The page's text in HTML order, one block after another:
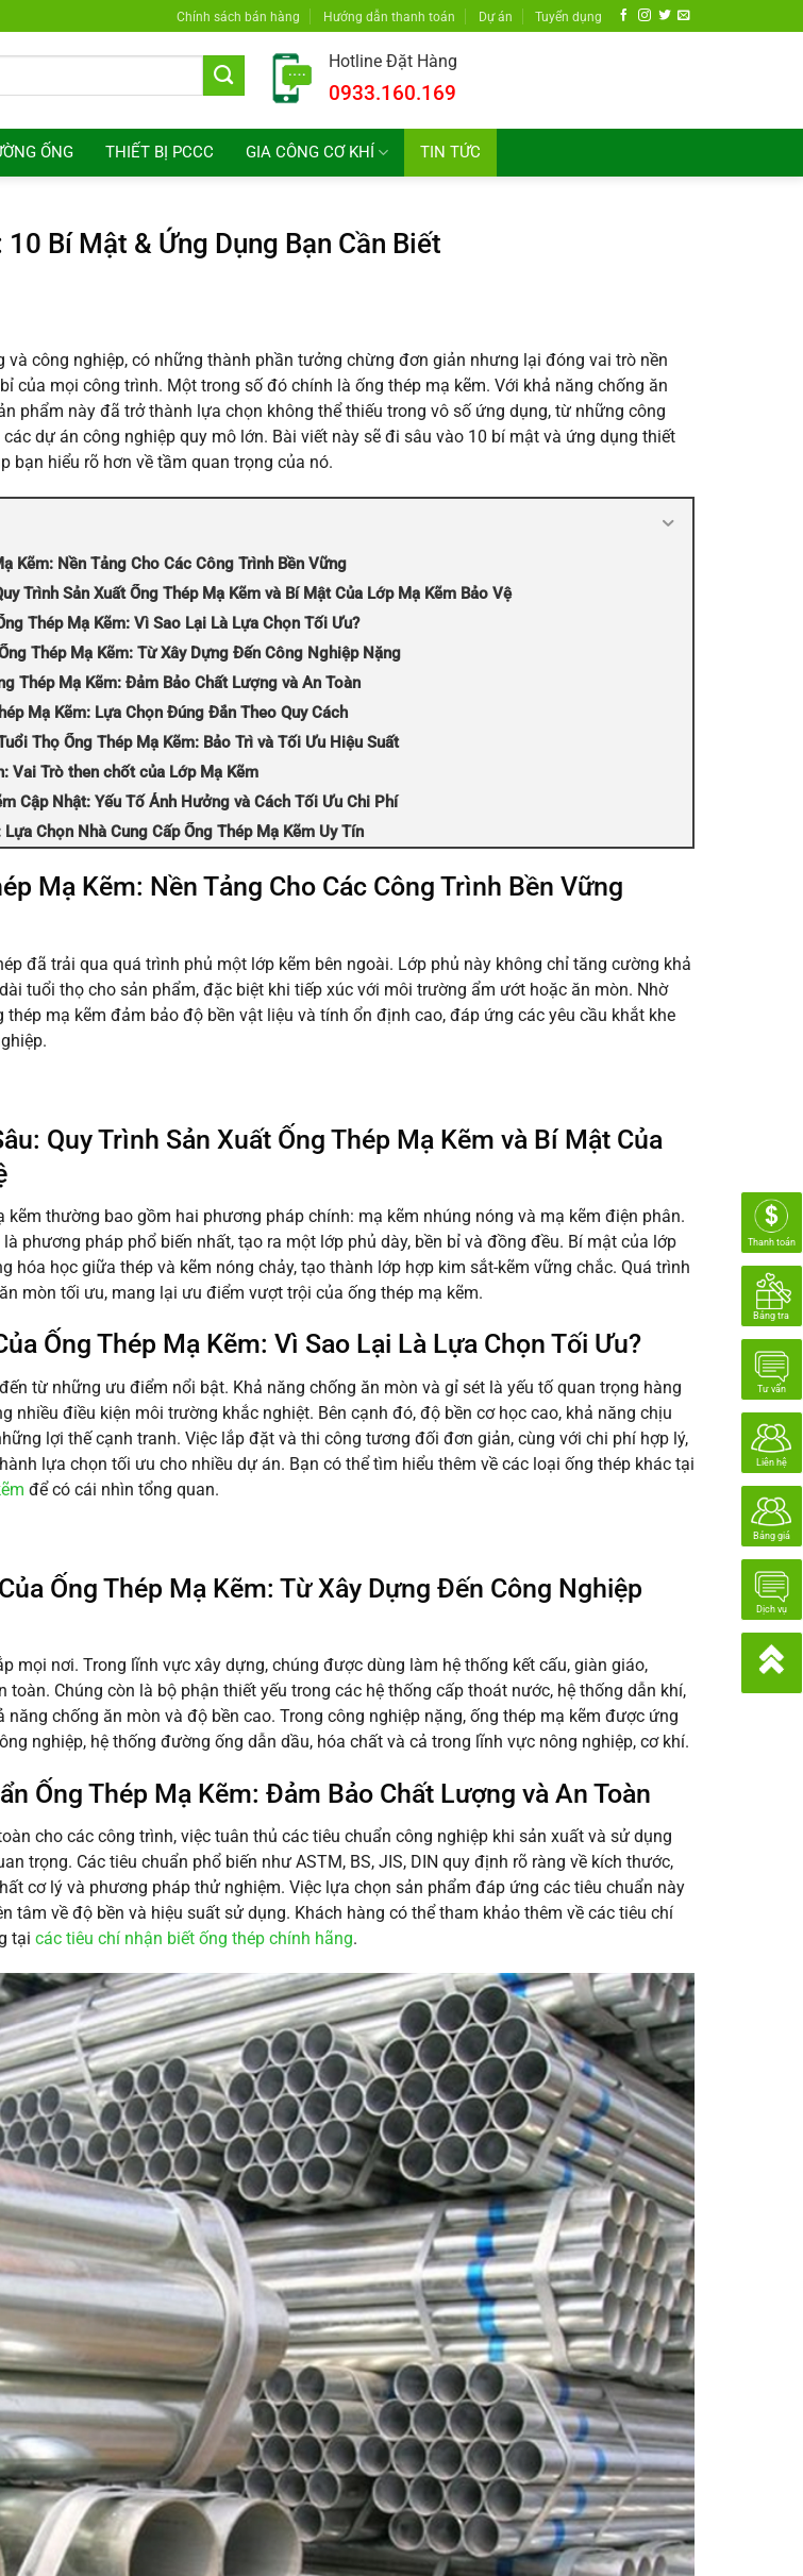
Chính sách bán hàng Hướng dẫn thanh toán Dự án Tuyển dụng
Hotline Đặt Hàng
0933.160.169
ỐNG THIẾT BỊ PCCC GIA CÔNG CƠ KHÍ TIN TỨC
Bí Mật & Ứng Dụng Bạn Cần Biết
và công nghiệp, có những thành phần tưởng chừng đơn giản nhưng lại đóng vai trò nền
của mọi công trình. Một trong số đó chính là ống thép mạ kẽm. Với khả năng chống ăn
phẩm này đã trở thành lựa chọn không thể thiếu trong vô số ứng dụng, từ những công
dự án công nghiệp quy mô lớn. Bài viết này sẽ đi sâu vào 10 bí mật và ứng dụng thiết
bạn hiểu rõ hơn về tầm quan trọng của nó.
Kẽm: Nền Tảng Cho Các Công Trình Bền Vững
Trình Sản Xuất Ống Thép Mạ Kẽm và Bí Mật Của Lớp Mạ Kẽm Bảo Vệ
Thép Mạ Kẽm: Vì Sao Lại Là Lựa Chọn Tối Ưu?
Thép Mạ Kẽm: Từ Xây Dựng Đến Công Nghiệp Nặng
Thép Mạ Kẽm: Đảm Bảo Chất Lượng và An Toàn
Mạ Kẽm: Lựa Chọn Đúng Đắn Theo Quy Cách
Thọ Ống Thép Mạ Kẽm: Bảo Trì và Tối Ưu Hiệu Suất
Vai Trò then chốt của Lớp Mạ Kẽm
Cập Nhật: Yếu Tố Ảnh Hưởng và Cách Tối Ưu Chi Phí
Lựa Chọn Nhà Cung Cấp Ống Thép Mạ Kẽm Uy Tín
Mạ Kẽm: Nền Tảng Cho Các Công Trình Bền Vững
đã trải qua quá trình phủ một lớp kẽm bên ngoài. Lớp phủ này không chỉ tăng cường khả
tuổi thọ cho sản phẩm, đặc biệt khi tiếp xúc với môi trường ẩm ướt hoặc ăn mòn. Nhờ
thép mạ kẽm đảm bảo độ bền vật liệu và tính ổn định cao, đáp ứng các yêu cầu khắt khe
Quy Trình Sản Xuất Ống Thép Mạ Kẽm và Bí Mật Của
kẽm thường bao gồm hai phương pháp chính: mạ kẽm nhúng nóng và mạ kẽm điện phân.
phương pháp phổ biến nhất, tạo ra một lớp phủ dày, bền bỉ và đồng đều. Bí mật của lớp
hóa học giữa thép và kẽm nóng chảy, tạo thành lớp hợp kim sắt-kẽm vững chắc. Quá trình
mòn tối ưu, mang lại ưu điểm vượt trội của ống thép mạ kẽm.
Ống Thép Mạ Kẽm: Vì Sao Lại Là Lựa Chọn Tối Ưu?
từ những ưu điểm nổi bật. Khả năng chống ăn mòn và gỉ sét là yếu tố quan trọng hàng
nhiều điều kiện môi trường khắc nghiệt. Bên cạnh đó, độ bền cơ học cao, khả năng chịu
lợi thế cạnh tranh. Việc lắp đặt và thi công tương đối đơn giản, cùng với chi phí hợp lý,
lựa chọn tối ưu cho nhiều dự án. Bạn có thể tìm hiểu thêm về các loại ống thép khác tại
để có cái nhìn tổng quan.
Ống Thép Mạ Kẽm: Từ Xây Dựng Đến Công Nghiệp
mọi nơi. Trong lĩnh vực xây dựng, chúng được dùng làm hệ thống kết cấu, giàn giáo,
toàn. Chúng còn là bộ phận thiết yếu trong các hệ thống cấp thoát nước, hệ thống dẫn khí,
năng chống ăn mòn và độ bền cao. Trong công nghiệp nặng, ống thép mạ kẽm được ứng
nghiệp, hệ thống đường ống dẫn dầu, hóa chất và cả trong lĩnh vực nông nghiệp, cơ khí.
Ống Thép Mạ Kẽm: Đảm Bảo Chất Lượng và An Toàn
cho các công trình, việc tuân thủ các tiêu chuẩn công nghiệp khi sản xuất và sử dụng
trọng. Các tiêu chuẩn phổ biến như ASTM, BS, JIS, DIN quy định rõ ràng về kích thước,
cơ lý và phương pháp thử nghiệm. Việc lựa chọn sản phẩm đáp ứng các tiêu chuẩn này
tâm về độ bền và hiệu suất sử dụng. Khách hàng có thể tham khảo thêm về các tiêu chí
tại các tiêu chí nhận biết ống thép chính hãng.
Thanh toán
Bảng tra
Tư vấn
Liên hệ
Bảng giá
Dịch vụ